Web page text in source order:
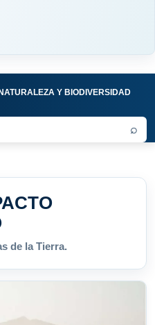
Y BIODIVERSIDAD
⌕
de la Tierra.